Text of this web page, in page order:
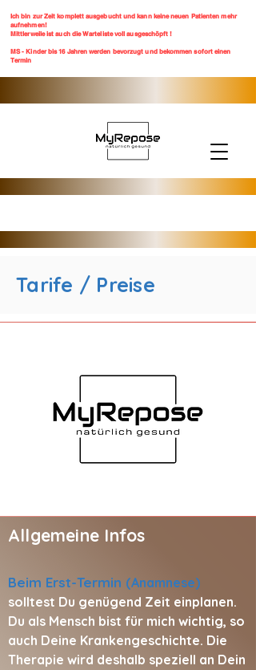
Ich bin zur Zeit komplett ausgebucht und kann keine neuen Patienten mehr
aufnehmen!
Mittlerweile ist auch die Warteliste voll ausgeschöpft !
MS - Kinder bis 16 Jahren werden bevorzugt und bekommen sofort einen
Termin
Tarife / Preise
Allgemeine Infos
Beim Erst-Termin (Anamnese)
solltest Du genügend Zeit einplanen.
Du als Mensch bist für mich wichtig, so
auch Deine Krankengeschichte. Die
Therapie wird deshalb speziell an Dein